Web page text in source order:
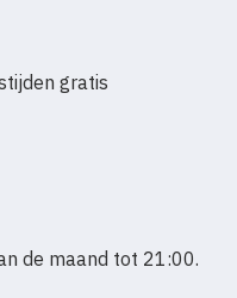
gratis
de maand tot 21:00.